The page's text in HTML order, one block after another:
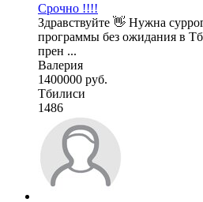
Срочно !!!!
Здравствуйте 👋 Нужна
программы без ожидания в
прен ...
Валерия
1400000 руб.
Тбилиси
1486